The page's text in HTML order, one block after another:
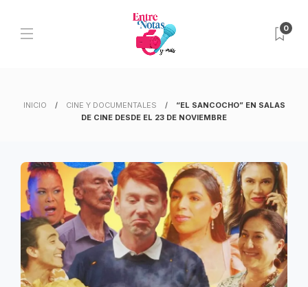
0
INICIO CINE Y DOCUMENTALES
“EL SANCOCHO” EN SALAS
DE CINE DESDE EL 23 DE NOVIEMBRE